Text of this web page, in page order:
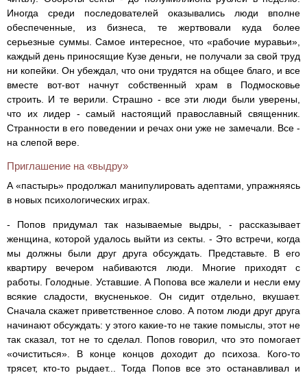
Иногда среди последователей оказывались люди вполне
обеспеченные, из бизнеса, те жертвовали куда более
серьезные суммы. Самое интересное, что «рабочие муравьи»,
каждый день приносящие Кузе деньги, не получали за свой труд
ни копейки. Он убеждал, что они трудятся на общее благо, и все
вместе вот-вот начнут собственный храм в Подмосковье
строить. И те верили. Страшно - все эти люди были уверены,
что их лидер - самый настоящий православный священник.
Странности в его поведении и речах они уже не замечали. Все -
на слепой вере.
Приглашение на «выдру»
А «пастырь» продолжал манипулировать адептами, упражняясь
в новых психологических играх.
- Попов придумал так называемые выдры, - рассказывает
женщина, которой удалось выйти из секты. - Это встречи, когда
мы должны были друг друга обсуждать. Представьте. В его
квартиру вечером набиваются люди. Многие приходят с
работы. Голодные. Уставшие. А Попова все жалели и несли ему
всякие сладости, вкусненькое. Он сидит отдельно, вкушает.
Сначала скажет приветственное слово. А потом люди друг друга
начинают обсуждать: у этого какие-то не такие помыслы, этот не
так сказал, тот не то сделал. Попов говорил, что это помогает
«очиститься». В конце концов доходит до психоза. Кого-то
трясет, кто-то рыдает... Тогда Попов все это останавливал и